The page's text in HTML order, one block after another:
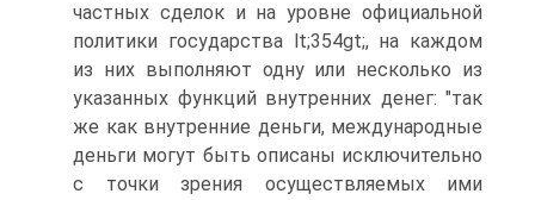
частных сделок и на уровне официальной
политики государства lt;354gt;, на каждом
из них выполняют одну или несколько из
указанных функций внутренних денег: "так
же как внутренние деньги, международные
деньги могут быть описаны исключительно
с точки зрения осуществляемых ими